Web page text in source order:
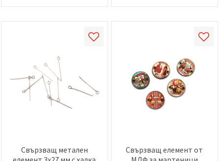
Свързващ метален
Свързващ елемент от